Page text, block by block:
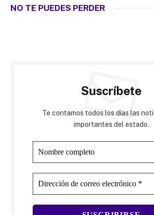
NO TE PUEDES PERDER
Suscríbete
Te contamos todos los días las
importantes del estado.